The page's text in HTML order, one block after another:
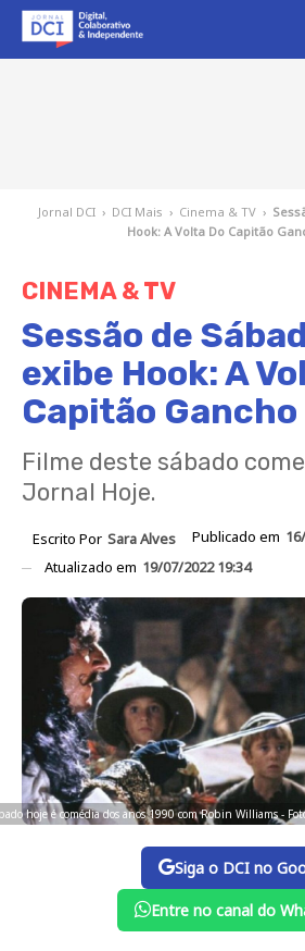
Jornal DCI › DCI Mais › Cinema & TV ›
Hook: A Volta Do Capitão
CINEMA & TV
Sessão de
exibe Hook: A
Capitão
Filme deste sábado
Jornal Hoje.
Escrito Por Sara Alves Publicado em
Atualizado em 19/07/2022 19:34
hoje é comédia dos anos 1990 com Robin Williams -
Siga o DCI no
Entre no canal do